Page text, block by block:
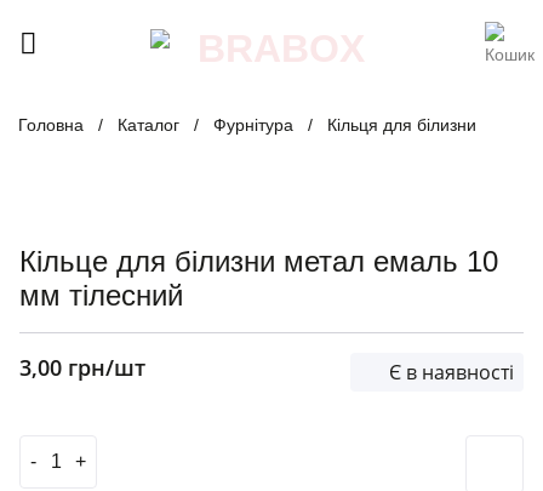
Головна / Каталог / Фурнітура / Кільця для білизни
Кільце для білизни метал емаль 10
мм тілесний
3,00 грн/шт Є в наявності
Кільце для білизни метал емаль 10 мм тілесний